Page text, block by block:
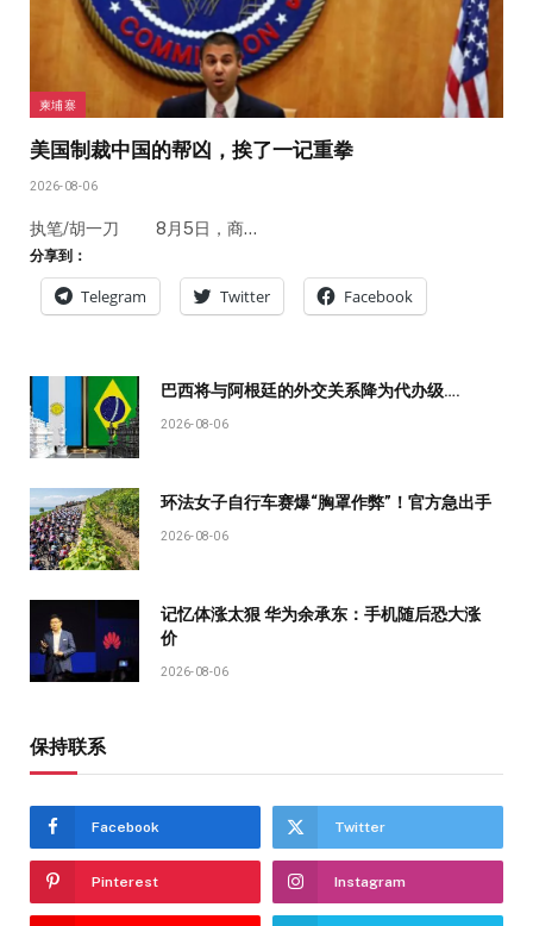
柬埔寨
美国制裁中国的帮凶，挨了一记重拳
2026-08-06
执笔/胡一刀 8月5日，商…
分享到：
Telegram Twitter Facebook
巴西将与阿根廷的外交关系降为代办级….
2026-08-06
环法女子自行车赛爆“胸罩作弊”！官方急出手
2026-08-06
记忆体涨太狠 华为余承东：手机随后恐大涨
价
2026-08-06
保持联系
Facebook Twitter
Pinterest Instagram